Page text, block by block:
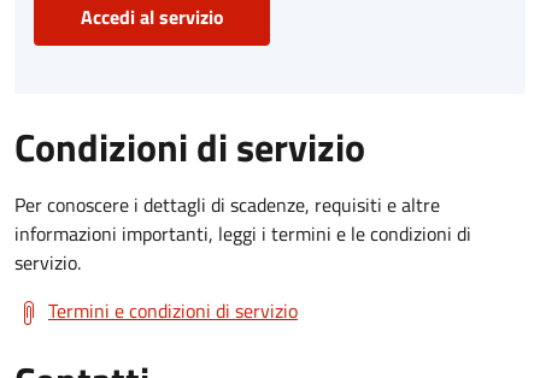
Accedi al servizio
Condizioni di servizio
Per conoscere i dettagli di scadenze, requisiti e altre
informazioni importanti, leggi i termini e le condizioni di
servizio.
Termini e condizioni di servizio